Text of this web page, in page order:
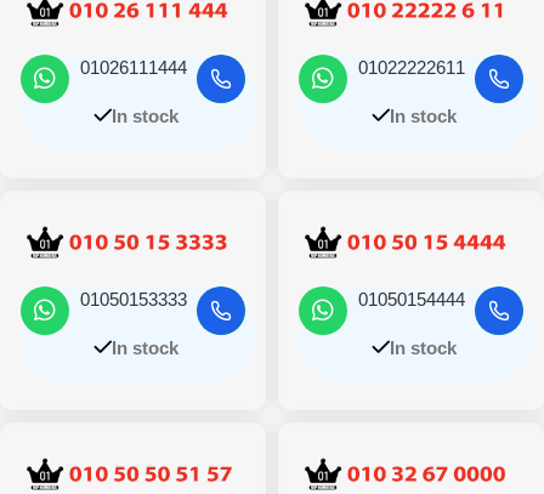
01022222611
In stock
01026111444
In stock
01050154444
In stock
01050153333
In stock